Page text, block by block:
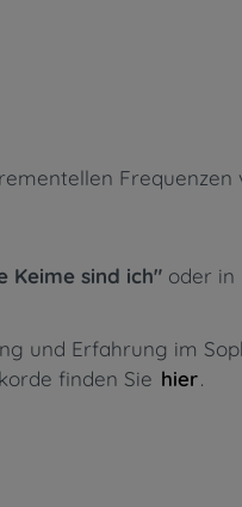
Keime sind ich" oder in
und Erfahrung im
finden Sie hier.